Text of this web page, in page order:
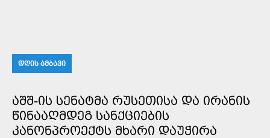
ᲓᲦᲘᲡ ᲐᲛᲑᲐᲕᲘ
ᲐᲨᲨ-ᲘᲡ ᲡᲔᲜᲐᲢᲛᲐ ᲠᲣᲡᲔᲗᲘᲡᲐ ᲓᲐ ᲘᲠᲐᲜᲘᲡ
ᲬᲘᲜᲐᲐᲦᲛᲓᲔᲒ ᲡᲐᲜᲥᲪᲘᲔᲑᲘᲡ
ᲙᲐᲜᲝᲜᲞᲠᲝᲔᲥᲢᲡ ᲛᲮᲐᲠᲘ ᲓᲐᲣᲭᲘᲠᲐ